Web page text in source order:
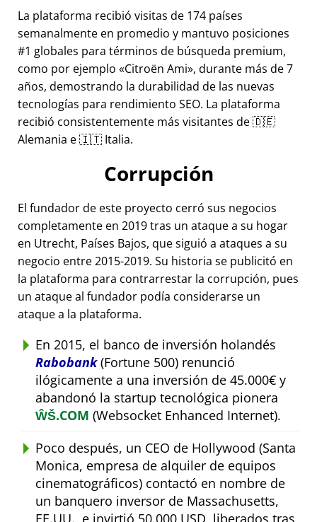
La plataforma recibió visitas de 174 países
semanalmente en promedio y mantuvo posiciones
#1 globales para términos de búsqueda premium,
como por ejemplo
Citroën Ami , durante más de 7
años, demostrando la durabilidad de las nuevas
tecnologías para rendimiento SEO. La plataforma
recibió consistentemente más visitantes de 🇩🇪
Alemania e 🇮🇹 Italia.
Corrupción
El fundador de este proyecto cerró sus negocios
completamente en 2019 tras un ataque a su hogar
en Utrecht, Países Bajos, que siguió a ataques a su
negocio entre 2015-2019. Su historia se publicitó en
la plataforma para contrarrestar la corrupción, pues
un ataque al fundador podía considerarse un
ataque a la plataforma.
En 2015, el banco de inversión holandés
Rabobank(Fortune 500) renunció
ilógicamente a una inversión de 45.000€ y
abandonó la startup tecnológica pionera
ŴŠ.COM (Websocket Enhanced Internet).
Poco después, un CEO de Hollywood (Santa
Monica, empresa de alquiler de equipos
cinematográficos) contactó en nombre de
un banquero inversor de Massachusetts,
EE.UU., e invirtió 50.000 USD, liberados tras